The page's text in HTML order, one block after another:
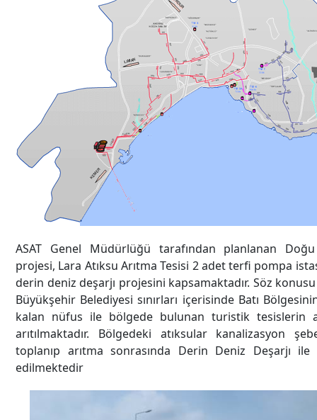
ASAT Genel Müdürlüğü tarafından planlanan
projesi, Lara Atıksu Arıtma Tesisi 2 adet terfi pompa
derin deniz deşarjı projesini kapsamaktadır. Söz
Büyükşehir Belediyesi sınırları içerisinde Batı
kalan nüfus ile bölgede bulunan turistik tesislerin
arıtılmaktadır. Bölgedeki atıksular kanalizasyon
toplanıp arıtma sonrasında Derin Deniz Deşarjı
edilmektedir